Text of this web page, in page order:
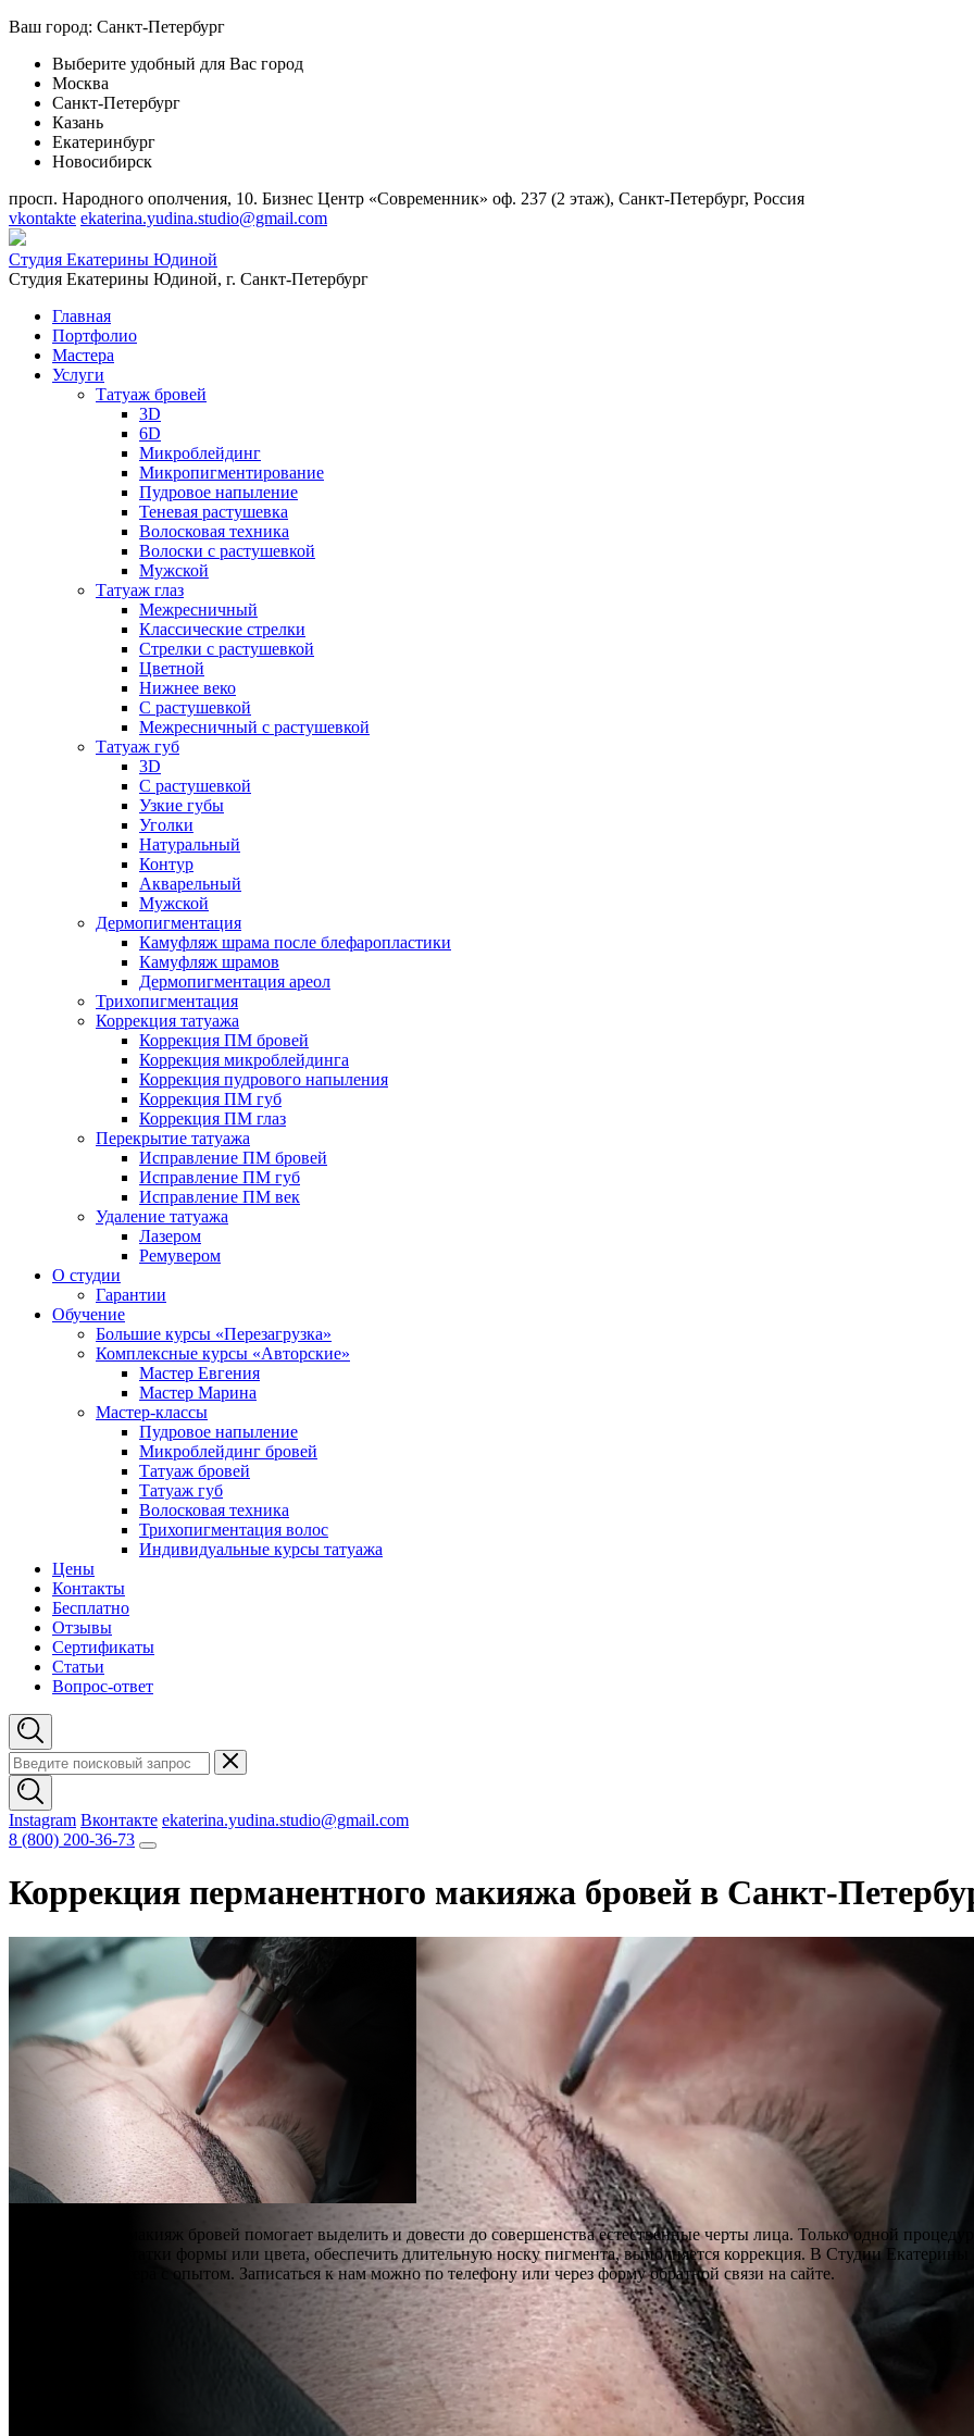
Ваш город: Санкт-Петербург
Выберите удобный для Вас город
Москва
Санкт-Петербург
Казань
Екатеринбург
Новосибирск
просп. Народного ополчения, 10. Бизнес Центр «Современник» оф. 237 (2 этаж), Санкт-Петербург, Россия
vkontakte ekaterina.yudina.studio@gmail.com
Студия Екатерины Юдиной
Студия Екатерины Юдиной, г. Санкт-Петербург
Главная
Портфолио
Мастера
Услуги
Татуаж бровей
3D
6D
Микроблейдинг
Микропигментирование
Пудровое напыление
Теневая растушевка
Волосковая техника
Волоски с растушевкой
Мужской
Татуаж глаз
Межресничный
Классические стрелки
Стрелки с растушевкой
Цветной
Нижнее веко
С растушевкой
Межресничный с растушевкой
Татуаж губ
3D
С растушевкой
Узкие губы
Уголки
Натуральный
Контур
Акварельный
Мужской
Дермопигментация
Камуфляж шрама после блефаропластики
Камуфляж шрамов
Дермопигментация ареол
Трихопигментация
Коррекция татуажа
Коррекция ПМ бровей
Коррекция микроблейдинга
Коррекция пудрового напыления
Коррекция ПМ губ
Коррекция ПМ глаз
Перекрытие татуажа
Исправление ПМ бровей
Исправление ПМ губ
Исправление ПМ век
Удаление татуажа
Лазером
Ремувером
О студии
Гарантии
Обучение
Большие курсы «Перезагрузка»
Комплексные курсы «Авторские»
Мастер Евгения
Мастер Марина
Мастер-классы
Пудровое напыление
Микроблейдинг бровей
Татуаж бровей
Татуаж губ
Волосковая техника
Трихопигментация волос
Индивидуальные курсы татуажа
Цены
Контакты
Бесплатно
Отзывы
Сертификаты
Статьи
Вопрос-ответ
Instagram Вконтакте ekaterina.yudina.studio@gmail.com
8 (800) 200-36-73
Коррекция перманентного макияжа бровей в Санкт-
Перманентный макияж бровей помогает выделить и довести до совершенства естественные черты лица. Только одной
устранить недостатки формы или цвета, обеспечить длительную носку пигмента, выполняется коррекция. В Студии
выполняют мастера с опытом. Записаться к нам можно по телефону или через форму обратной связи на сайте.